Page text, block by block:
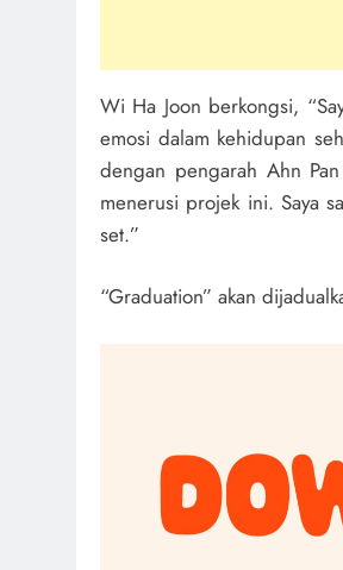
Wi Ha Joon berkongsi,
emosi dalam kehidupan
dengan pengarah Ahn
menerusi projek ini. Saya
set.”
“Graduation” akan